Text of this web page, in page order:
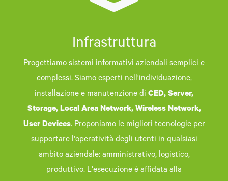
Infrastruttura
Progettiamo sistemi informativi aziendali semplici e
complessi. Siamo esperti nell'individuazione,
installazione e manutenzione di CED, Server,
Storage, Local Area Network, Wireless Network,
User Devices. Proponiamo le migliori tecnologie per
supportare l'operatività degli utenti in qualsiasi
ambito aziendale: amministrativo, logistico,
produttivo. L'esecuzione è affidata alla